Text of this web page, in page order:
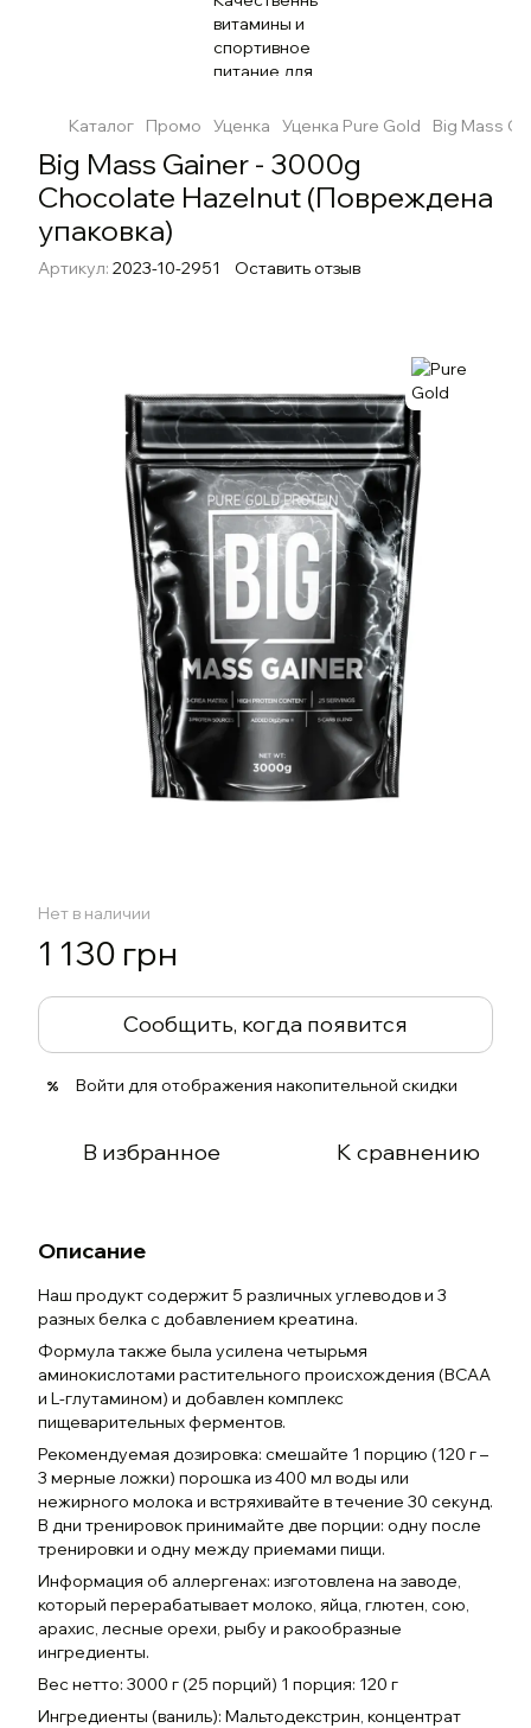
Каталог Промо Уценка Уценка Pure Gold Big Mass
Big Mass Gainer - 3000g
Chocolate Hazelnut (Повреждена
упаковка)
Артикул: 2023-10-2951 Оставить отзыв
Нет в наличии
1 130 грн
Сообщить, когда появится
% Войти для отображения накопительной скидки
В избранное К сравнению
Описание
Наш продукт содержит 5 различных углеводов и 3
разных белка с добавлением креатина.
Формула также была усилена четырьмя
аминокислотами растительного происхождения (ВСАА
и L-глутамином) и добавлен комплекс
пищеварительных ферментов.
Рекомендуемая дозировка: смешайте 1 порцию (120 г –
3 мерные ложки) порошка из 400 мл воды или
нежирного молока и встряхивайте в течение 30 секунд.
В дни тренировок принимайте две порции: одну после
тренировки и одну между приемами пищи.
Информация об аллергенах: изготовлена на заводе,
который перерабатывает молоко, яйца, глютен, сою,
арахис, лесные орехи, рыбу и ракообразные
ингредиенты.
Вес нетто: 3000 г (25 порций) 1 порция: 120 г
Ингредиенты (ваниль): Мальтодекстрин, концентрат